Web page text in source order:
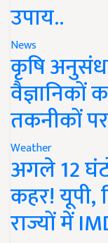
उपाय..
News
कृषि
वैज्ञानिकों
तकनीकों
Weather
अगले 12
कहर! यूपी,
राज्यों में